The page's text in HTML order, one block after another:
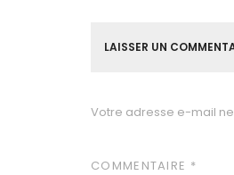
LAISSER UN
Votre adresse e-mail
COMMENTAIRE *